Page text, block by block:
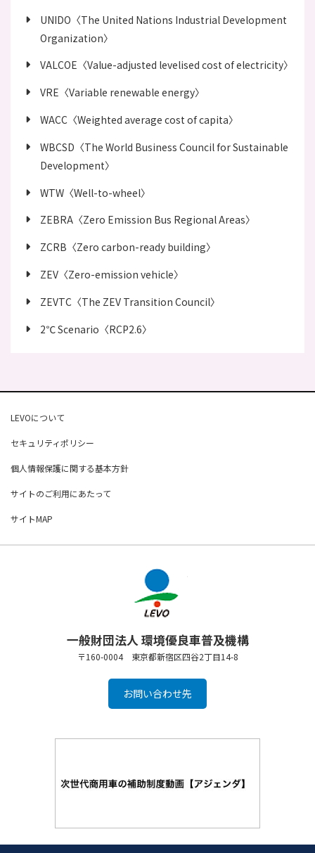
UNIDO〈The United Nations Industrial Development
Organization〉
VALCOE〈Value-adjusted levelised cost of electricity〉
VRE〈Variable renewable energy〉
WACC〈Weighted average cost of capita〉
WBCSD〈The World Business Council for Sustainable
Development〉
WTW〈Well-to-wheel〉
ZEBRA〈Zero Emission Bus Regional Areas〉
ZCRB〈Zero carbon-ready building〉
ZEV〈Zero-emission vehicle〉
ZEVTC〈The ZEV Transition Council〉
2℃ Scenario〈RCP2.6〉
LEVOについて
セキュリティポリシー
個人情報保護に関する基本方針
サイトのご利用にあたって
サイトMAP
一般財団法人 環境優良車普及機構
〒160-0004 東京都新宿区四谷2丁目14-8
お問い合わせ先